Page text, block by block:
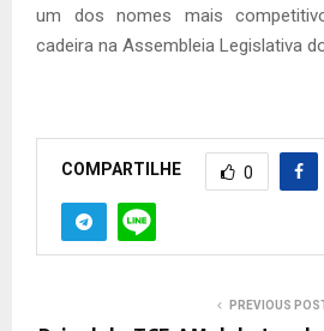
um dos nomes mais
cadeira na Assembleia Legislativa
COMPARTILHE 0
PREVIOUS